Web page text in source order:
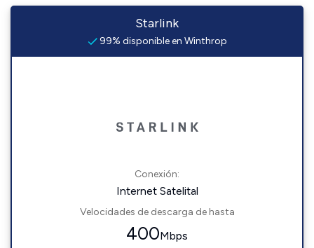
Starlink
99% disponible en Winthrop
Conexión:
Internet Satelital
Velocidades de descarga de hasta
400Mbps